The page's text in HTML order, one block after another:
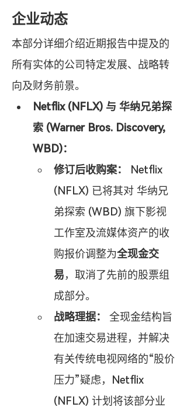
企业动态
本部分详细介绍近期报告中提及的
所有实体的公司特定发展、战略转
向及财务前景。
Netflix (NFLX) 与 华纳兄弟探
索 (Warner Bros. Discovery,
WBD)：
修订后收购案：
Netflix
(NFLX) 已将其对 华纳兄
弟探索 (WBD) 旗下影视
工作室及流媒体资产的收
购报价调整为全现金交
易，取消了先前的股票组
成部分。
战略理据：
全现金结构旨
在加速交易进程，并解决
有关传统电视网络的“股价
压力”疑虑，Netflix
(NFLX) 计划将该部分业